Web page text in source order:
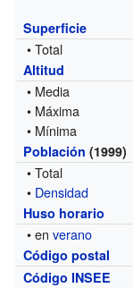
Superficie
• Total
Altitud
• Media
• Máxima
• Mínima
Población (1999)
• Total
• Densidad
Huso horario
• enverano
Código postal
Código INSEE